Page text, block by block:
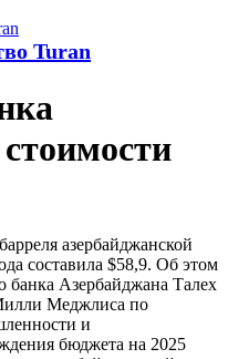
Turan
азербайджанской
составила $58,9. Об этом
банка Азербайджана Талех
Меджлиса по
и
бюджета на 2025